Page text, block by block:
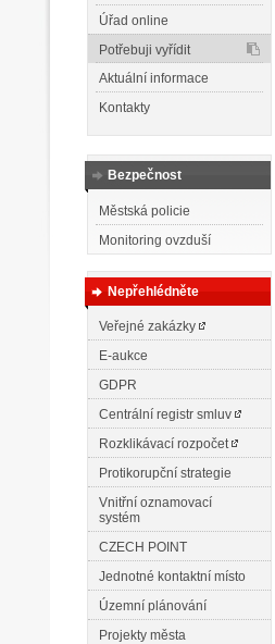
Úřad online
Potřebuji vyřídit
Aktuální informace
Kontakty
Bezpečnost
Městská policie
Monitoring ovzduší
Nepřehlédněte
Veřejné zakázky
E-aukce
GDPR
Centrální registr smluv
Rozklikávací rozpočet
Protikorupční strategie
Vnitřní oznamovací
systém
CZECH POINT
Jednotné kontaktní místo
Územní plánování
Projekty města